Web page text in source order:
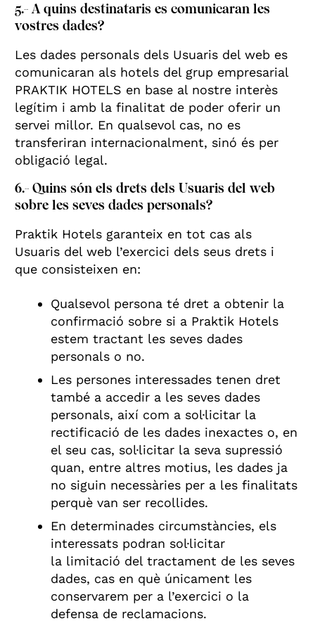
5.- A quins destinataris es comunicaran les
vostres dades?
Les dades personals dels Usuaris del web es
comunicaran als hotels del grup empresarial
PRAKTIK HOTELS en base al nostre interès
legítim i amb la finalitat de poder oferir un
servei millor. En qualsevol cas, no es
transferiran internacionalment, sinó és per
obligació legal.
6.- Quins són els drets dels Usuaris del web
sobre les seves dades personals?
Praktik Hotels garanteix en tot cas als
Usuaris del web l’exercici dels seus drets i
que consisteixen en:
Qualsevol persona té dret a obtenir la
confirmació sobre si a Praktik Hotels
estem tractant les seves dades
personals o no.
Les persones interessades tenen dret
també a accedir a les seves dades
personals, així com a sol·licitar la
rectificació de les dades inexactes o, en
el seu cas, sol·licitar la seva supressió
quan, entre altres motius, les dades ja
no siguin necessàries per a les finalitats
perquè van ser recollides.
En determinades circumstàncies, els
interessats podran sol·licitar
la limitació del tractament de les seves
dades, cas en què únicament les
conservarem per a l’exercici o la
defensa de reclamacions.